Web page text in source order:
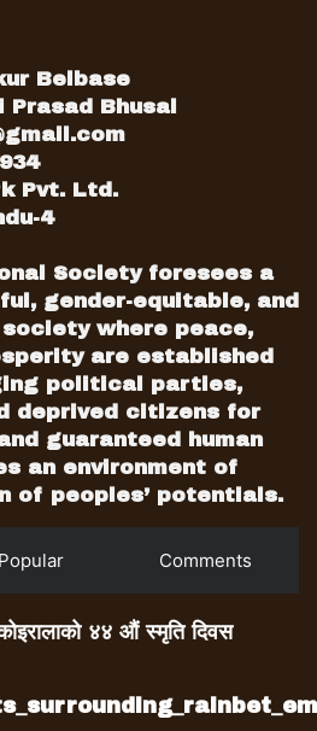
Belbase
Bhusal
Pvt. Ltd.
4
Society foresees a
gender-equitable, and
where peace,
are established
political parties,
deprived citizens for
guaranteed human
an environment of
of peoples’ potentials.
Popular Comments
४४ औं स्मृति दिवस